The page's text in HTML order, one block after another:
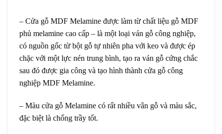
– Cửa gỗ MDF Melamine được làm từ chất liệu gỗ MDF
phủ melamine cao cấp – là một loại ván gỗ công nghiệp,
có nguồn gốc từ bột gỗ tự nhiên pha với keo và được ép
chặc với một lực nén trung bình, tạo ra ván gỗ cứng chắc
sau đó được gia công và tạo hình thành cửa gỗ công
nghiệp MDF Melamine.
– Màu cửa gỗ Melamine có rất nhiều vân gỗ và màu sắc,
đặc biệt là chống trầy tốt.